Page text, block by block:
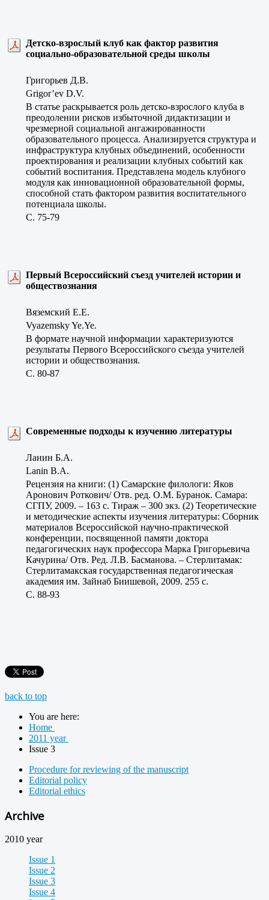
Детско-взрослый клуб как фактор развития
социально-образовательной среды школы
Григорьев Д.В.
Grigor’ev D.V.
В статье раскрывается роль детско-взрослого клуба в
преодолении рисков избыточной дидактизации и
чрезмерной социальной ангажированности
образовательного процесса. Анализируется структура и
инфраструктура клубных объединений, особенности
проектирования и реализации клубных событий как
событий воспитания. Представлена модель клубного
модуля как инновационной образовательной формы,
способной стать фактором развития воспитательного
потенциала школы.
C. 75-79
Первый Всероссийский съезд учителей истории и
обществознания
Вяземский Е.Е.
Vyazemsky Ye.Ye.
В формате научной информации характеризуются
результаты Первого Всероссийского съезда учителей
истории и обществознания.
C. 80-87
Современные подходы к изучению литературы
Ланин Б.А.
Lanin B.A.
Рецензия на книги: (1) Самарские филологи: Яков
Аронович Роткович/ Отв. ред. О.М. Буранок. Самара:
СГПУ, 2009. – 163 с. Тираж – 300 экз. (2) Теоретические
и методические аспекты изучения литературы: Сборник
материалов Всероссийской научно-практической
конференции, посвященной памяти доктора
педагогических наук профессора Марка Григорьевича
Качурина/ Отв. Ред. Л.В. Басманова. – Стерлитамак:
Стерлитамакская государственная педагогическая
академия им. Зайнаб Биишевой, 2009. 255 с.
C. 88-93
back to top
You are here:
Home
2011 year
Issue 3
Procedure for reviewing of the manuscript
Editorial policy
Editorial ethics
Archive
2010 year
Issue 1
Issue 2
Issue 3
Issue 4